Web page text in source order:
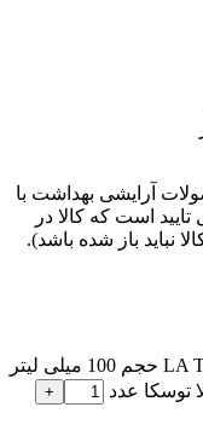
آرایشی بهداشت با
است که کالا در
نباید باز شده باشد).
ادکلن زنانه بایلندو مدل لاتوسکا LA TOSCA حجم 100 میلی لیتر
توسکا عدد